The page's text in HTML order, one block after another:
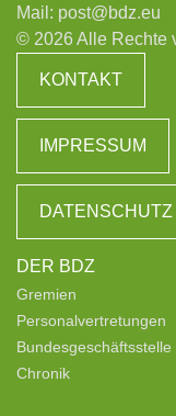
Mail: post@bdz.eu
© 2026 Alle Rechte
KONTAKT
IMPRESSUM
DATENSCHUTZ
DER BDZ
Gremien
Personalvertretungen
Bundesgeschäftsstelle
Chronik